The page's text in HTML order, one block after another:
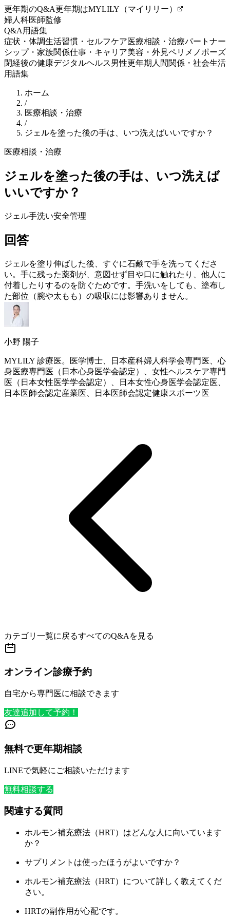
更年期のQ&A更年期はMYLILY（マイリリー）
婦人科医師監修
Q&A 用語集
症状・体調生活習慣・セルフケア医療相談・治療パートナー
シップ・家族関係仕事・キャリア美容・外見ペリメノポーズ
閉経後の健康デジタルヘルス男性更年期 人間関係・社会生活
用語集
ホーム
/
医療相談・治療
/
ジェルを塗った後の手は、いつ洗えばいいですか？
医療相談・治療
ジェルを塗った後の手は、いつ洗えば
いいですか？
ジェル手洗い安全管理
回答
ジェルを塗り伸ばした後、すぐに石鹸で手を洗ってくださ
い。手に残った薬剤が、意図せず目や口に触れたり、他人に
付着したりするのを防ぐためです。手洗いをしても、塗布し
た部位（腕や太もも）の吸収には影響ありません。
小野 陽子
MYLILY 診療医。医学博士、日本産科婦人科学会専門医、心
身医療専門医（日本心身医学会認定）、女性ヘルスケア専門
医（日本女性医学学会認定）、日本女性心身医学会認定医、
日本医師会認定産業医、日本医師会認定健康スポーツ医
カテゴリ一覧に戻るすべてのQ&Aを見る
オンライン診療予約
自宅から専門医に相談できます
友達追加して予約！
無料で更年期相談
LINEで気軽にご相談いただけます
無料相談する
関連する質問
ホルモン補充療法（HRT）はどんな人に向いています
か？
サプリメントは使ったほうがよいですか？
ホルモン補充療法（HRT）について詳しく教えてくだ
さい。
HRTの副作用が心配です。